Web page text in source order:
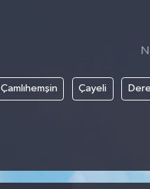
Çamlıhemşin Çayeli